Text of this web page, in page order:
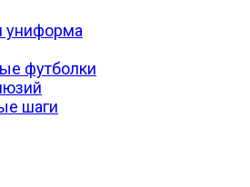
униформа
футболки
шаги